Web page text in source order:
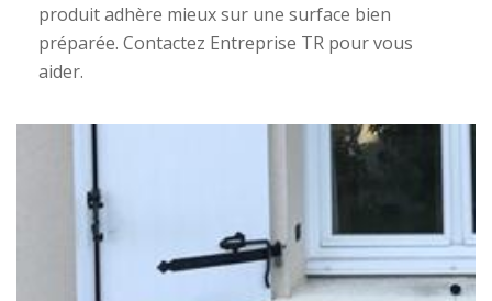
produit adhère mieux sur une surface bien
préparée. Contactez Entreprise TR pour vous
aider.